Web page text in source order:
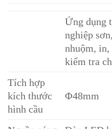
Ứng dụng
nghiệp
nhuộm, in,
kiểm tra
Tích hợp
kích thước
hình cầu
Φ48mm